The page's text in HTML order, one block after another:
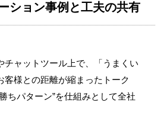
ション事例と工夫の共有
チャットツール上で、「うまくい
客様との距離が縮まったトーク
ちパターン”を仕組みとして全社